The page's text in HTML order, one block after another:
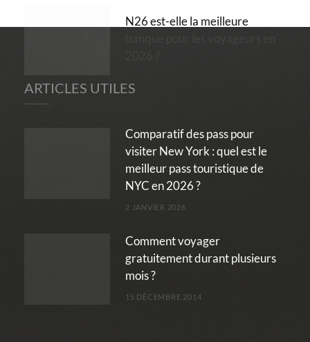
N26 est-elle la meilleure
ARTICLES UTILES
Comparatif des pass pour
visiter New York : quel est le
meilleur pass touristique de
NYC en 2026 ?
2 JANVIER 2026
Comment voyager
gratuitement durant plusieurs
mois ?
15 DÉCEMBRE 2014